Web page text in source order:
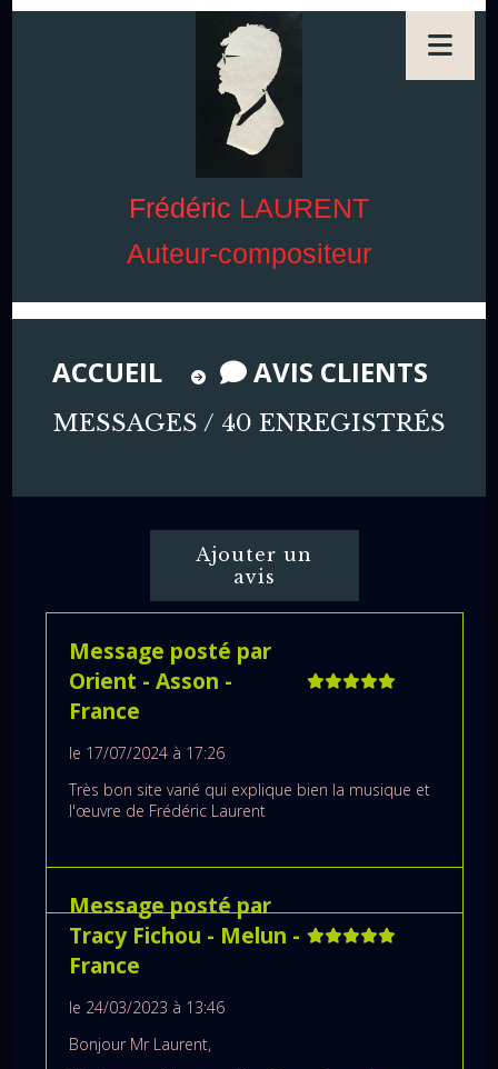
Frédéric LAURENT
Auteur-compositeur
ACCUEIL AVIS CLIENTS
MESSAGES / 40 ENREGISTRÉS
Ajouter un
avis
Message posté par
Orient - Asson -
France
le 17/07/2024 à 17:26
Très bon site varié qui explique bien la musique et
l'œuvre de Frédéric Laurent
Message posté par
Tracy Fichou - Melun -
France
le 24/03/2023 à 13:46
Bonjour Mr Laurent,